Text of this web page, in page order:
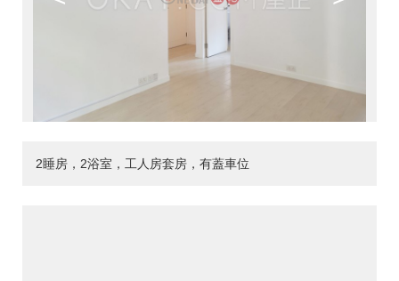
2睡房，2浴室，工人房套房，有蓋車位